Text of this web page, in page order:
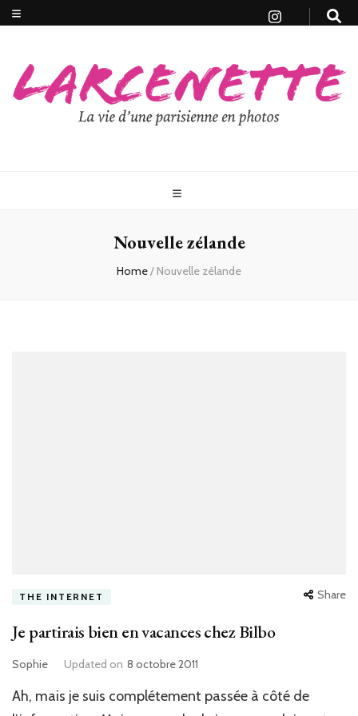
Nouvelle zélande
Home/ Nouvelle zélande
THE INTERNET Share
Je partirais bien en vacances chez Bilbo
Sophie Updated on 8 octobre 2011
Ah, mais je suis complétement passée à côté de